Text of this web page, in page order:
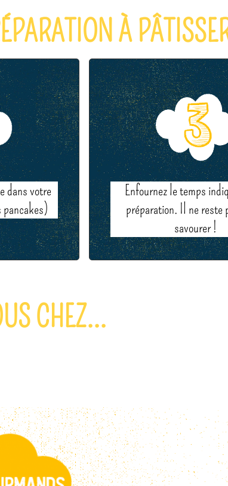
À
dans votre
pancakes)​
Enfournez le temps
préparation. Il ne reste
savourer !
CHEZ...